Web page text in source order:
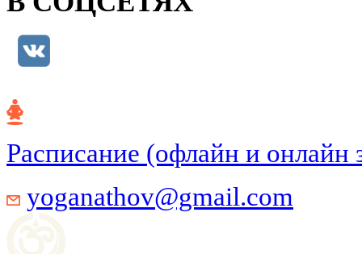
Расписание (офлайн и онлайн
yoganathov@gmail.com